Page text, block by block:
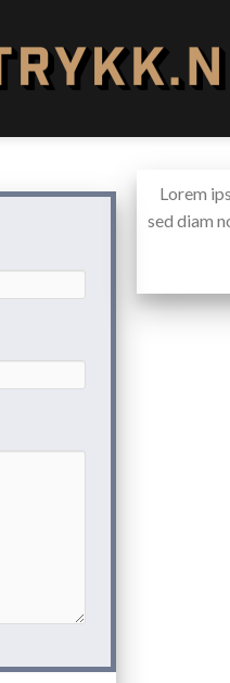
Lorem
sed diam